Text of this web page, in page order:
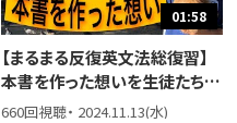
01:58
【まるまる反復英文法総復習】
本書を作った想いを生徒たちに
話しました。
660回視聴・ 2024.11.13(水)